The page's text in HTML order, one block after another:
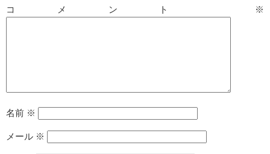
コメント ※
名前 ※
メール ※